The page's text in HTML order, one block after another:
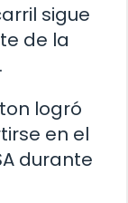
sigue
de la
logró
en el
durante